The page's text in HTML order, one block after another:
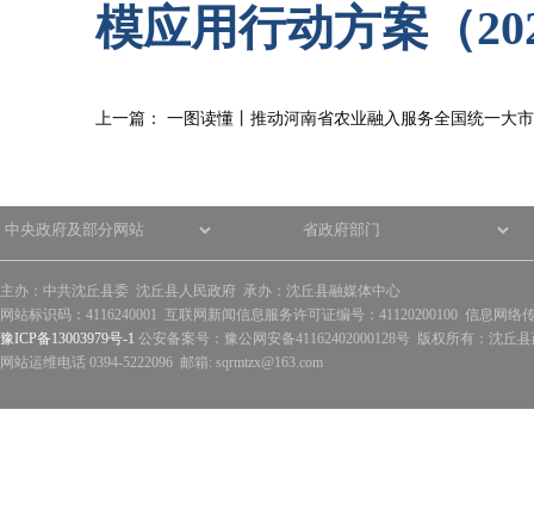
模应用行动方案（
上一篇： 一图读懂丨推动河南省农业融入服务全国统一大
主办：中共沈丘县委 沈丘县人民政府 承办：沈丘县融媒体中心
网站标识码：4116240001 互联网新闻信息服务许可证编号：41120200100 信息网络
豫ICP备13003979号-1 公安备案号：豫公网安备41162402000128号 版权所有：沈丘
网站运维电话 0394-5222096 邮箱: sqrmtzx@163.com